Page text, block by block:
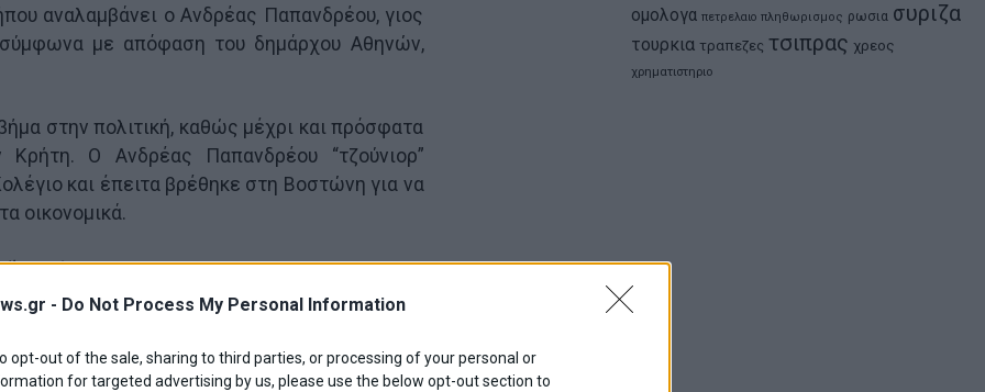
- Do Not Process My Personal Information
opt-out of the sale, sharing to third parties, or processing of your personal or
for targeted advertising by us, please use the below opt-out section to
αναλαμβάνει ο Ανδρέας Παπανδρέου, γιος
με απόφαση του δημάρχου Αθηνών,
στην πολιτική, καθώς μέχρι και πρόσφατα
Κρήτη. Ο Ανδρέας Παπανδρέου “τζούνιορ”
και έπειτα βρέθηκε στη Βοστώνη για να
οικονομικά.
ομολογα πετρελαιο πληθωρισμος ρωσια συριζα
τουρκια τραπεζες τσιπρας χρεος
χρηματιστηριο